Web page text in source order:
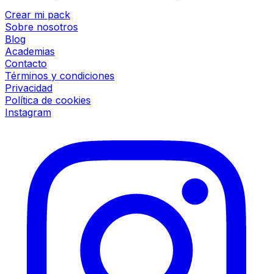
Crear mi pack
Sobre nosotros
Blog
Academias
Contacto
Términos y condiciones
Privacidad
Política de cookies
Instagram